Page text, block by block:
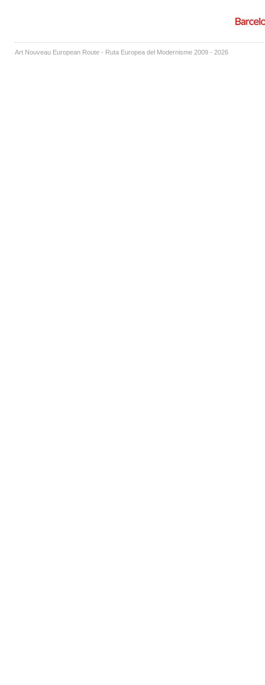
Art Nouveau European Route - Ruta Europea del Modernisme 2009 - 2026